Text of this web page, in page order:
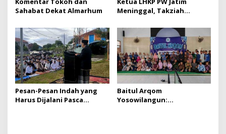
Sahabat Dekat Almarhum
Meninggal, Takziah
Ranting hingga Pusat
Pesan-Pesan Indah yang
Harus Dijalani Pasca
Baitul Arqom
Yosowilangun: